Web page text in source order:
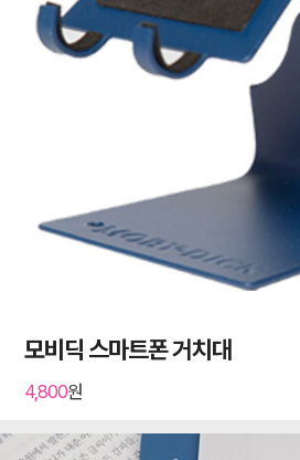
모비딕 스마트폰 거치대
4,800원